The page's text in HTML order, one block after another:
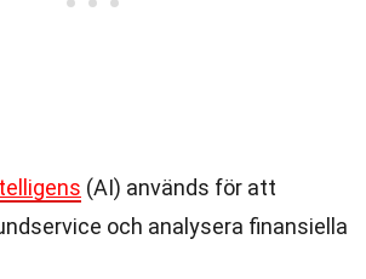
(AI) används för att
och analysera finansiella